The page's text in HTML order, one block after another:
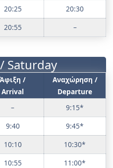
20:25
20:30
20:55 –
Saturday
Άφιξη /
Arrival
Αναχώρηση /
Departure
–
9:15*
9:40
9:45*
10:10
10:30*
10:55
11:00*